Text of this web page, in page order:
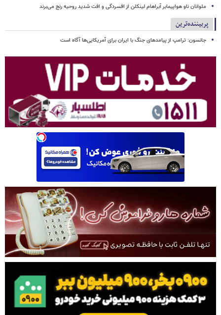
ملوانان ناو هواپیمابر آبراهام لینکلن از افسردگی و افت شدید روحیه رنج می‌برند
پربیننده‌ترین
جانسون: ترامپ از پیامدهای جنگ با ایران برای آمریکایی‌ها آگاه است